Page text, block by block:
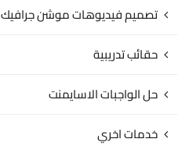
تصميم فيديوهات موشن جرافيك
حقائب تدريبية
حل الواجبات الاسايمنت
خدمات اخري